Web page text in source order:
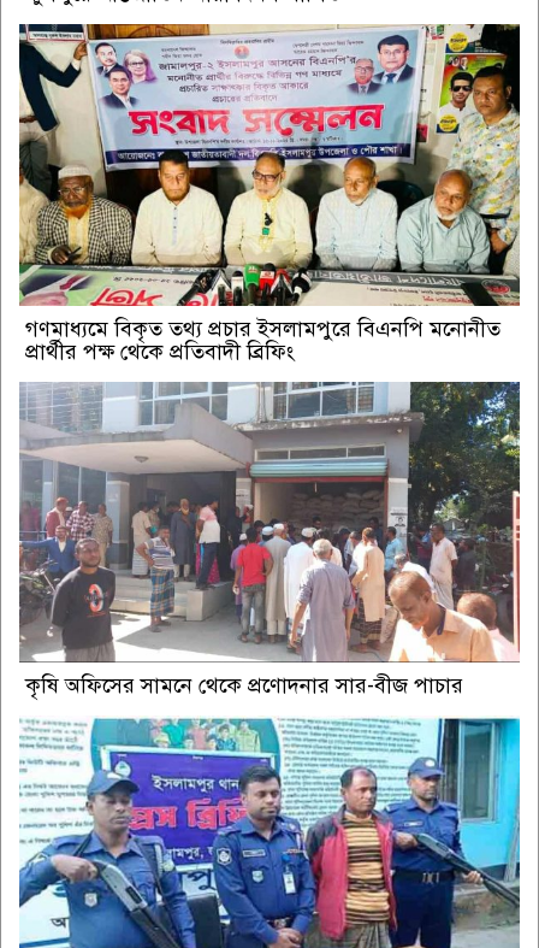
গণমাধ্যমে বিকৃত তথ্য প্রচার ইসলামপুরে বিএনপি মনোনীত
প্রার্থীর পক্ষ থেকে প্রতিবাদী ব্রিফিং
কৃষি অফিসের সামনে থেকে প্রণোদনার সার-বীজ পাচার